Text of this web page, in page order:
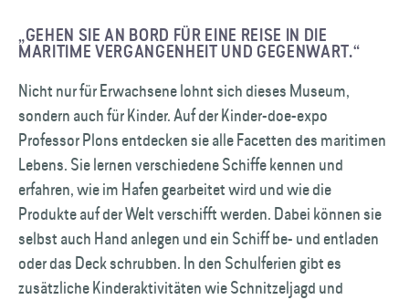
„GEHEN SIE AN BORD FÜR EINE REISE IN DIE
MARITIME VERGANGENHEIT UND GEGENWART.“
Nicht nur für Erwachsene lohnt sich dieses Museum,
sondern auch für Kinder. Auf der Kinder-doe-expo
Professor Plons entdecken sie alle Facetten des maritimen
Lebens. Sie lernen verschiedene Schiffe kennen und
erfahren, wie im Hafen gearbeitet wird und wie die
Produkte auf der Welt verschifft werden. Dabei können sie
selbst auch Hand anlegen und ein Schiff be- und entladen
oder das Deck schrubben. In den Schulferien gibt es
zusätzliche Kinderaktivitäten wie Schnitzel­jagd und